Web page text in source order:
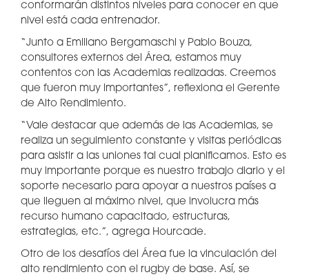
conformarán distintos niveles para conocer en que
nivel está cada entrenador.
“Junto a Emiliano Bergamaschi y Pablo Bouza,
consultores externos del Área, estamos muy
contentos con las Academias realizadas. Creemos
que fueron muy importantes”, reflexiona el Gerente
de Alto Rendimiento.
“Vale destacar que además de las Academias, se
realiza un seguimiento constante y visitas periódicas
para asistir a las uniones tal cual planificamos. Esto es
muy importante porque es nuestro trabajo diario y el
soporte necesario para apoyar a nuestros países a
que lleguen al máximo nivel, que involucra más
recurso humano capacitado, estructuras,
estrategias, etc.”, agrega Hourcade.
Otro de los desafíos del Área fue la vinculación del
alto rendimiento con el rugby de base. Así, se